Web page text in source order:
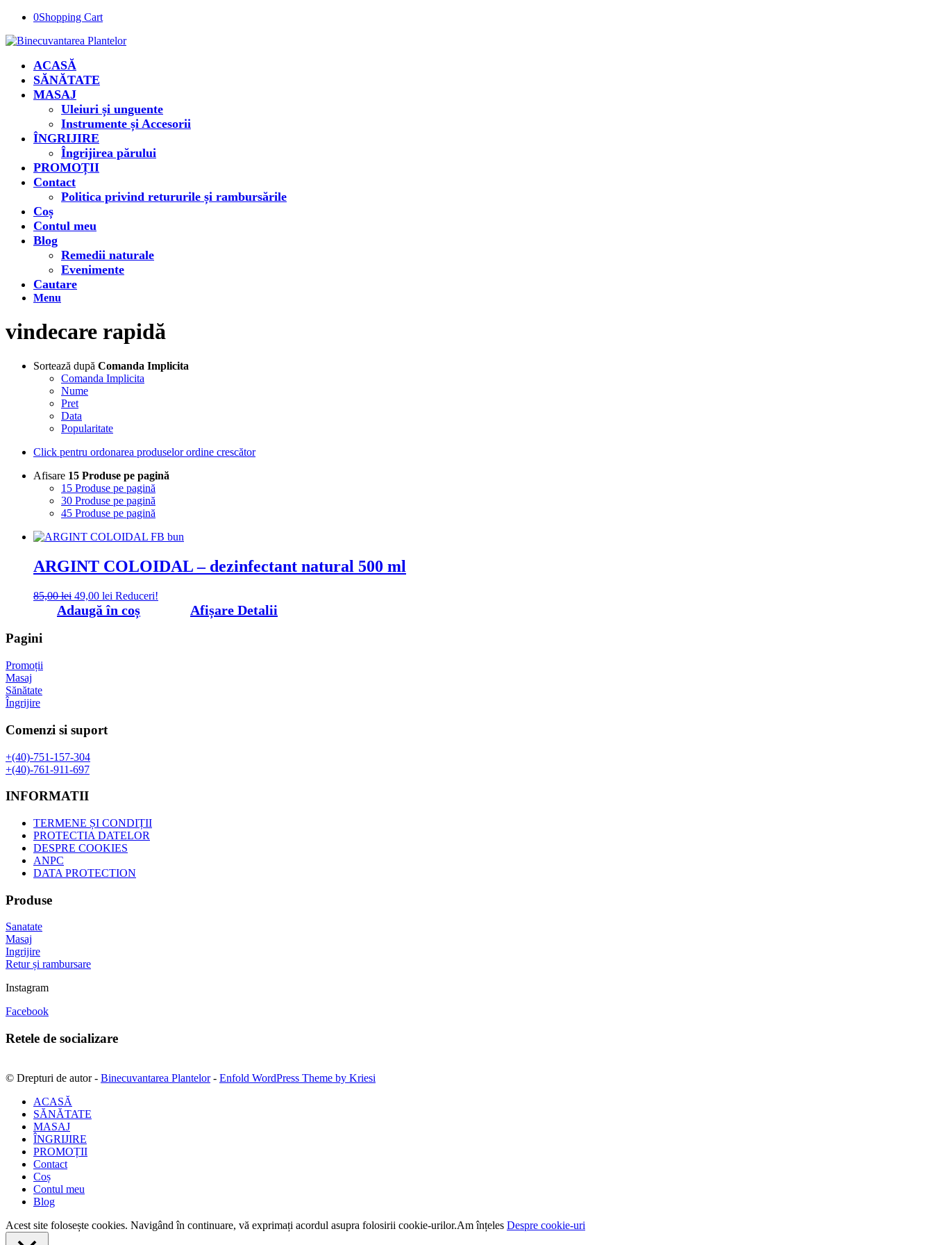
0Shopping Cart
ACASĂ
SĂNĂTATE
MASAJ
Uleiuri și unguente
Instrumente și Accesorii
ÎNGRIJIRE
Îngrijirea părului
PROMOȚII
Contact
Politica privind retururile și rambursările
Coș
Contul meu
Blog
Remedii naturale
Evenimente
Cautare
Menu
vindecare rapidă
Sortează după Comanda Implicita
Comanda Implicita
Nume
Pret
Data
Popularitate
Click pentru ordonarea produselor ordine crescător
Afisare 15 Produse pe pagină
15 Produse pe pagină
30 Produse pe pagină
45 Produse pe pagină
ARGINT COLOIDAL – dezinfectant natural 500 ml
85,00lei Prețul
inițial
a
49,00 lei Prețul
curent
este:
Reduceri!
Adaugă în coș Afișare Detalii
Pagini
Promoții
Masaj
Sănătate
Îngrijire
Comenzi si suport
+(40)-751-157-304
+(40)-761-911-697
INFORMATII
TERMENE ȘI CONDIȚII
PROTECTIA DATELOR
DESPRE COOKIES
ANPC
DATA PROTECTION
Produse
Sanatate
Masaj
Ingrijire
Retur și rambursare
Instagram
Facebook
Retele de socializare
© Drepturi de autor - Binecuvantarea Plantelor- Enfold WordPress Theme by Kriesi
ACASĂ
SĂNĂTATE
MASAJ
ÎNGRIJIRE
PROMOȚII
Contact
Coș
Contul meu
Blog
Acest site folosește cookies. Navigând în continuare, vă exprimați acordul asupra folosirii cookie-urilor.Am înțeles Despre cookie-uri